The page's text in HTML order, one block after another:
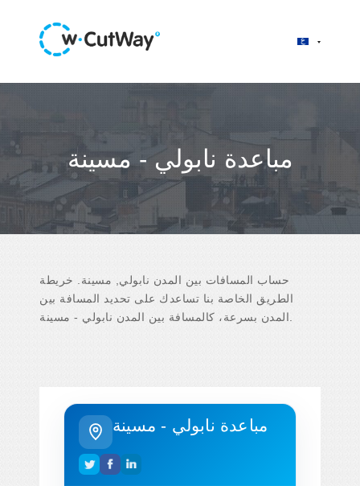
مباعدة نابولي - مسينة
حساب المسافات بين المدن نابولي, مسينة. خريطة
الطريق الخاصة بنا تساعدك على تحديد المسافة بين
مباعدة نابولي - مسينة